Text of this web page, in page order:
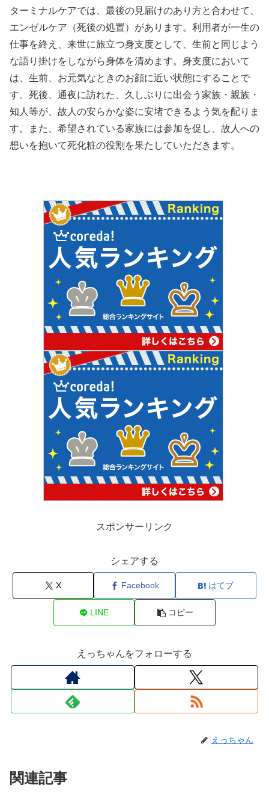
ターミナルケアでは、最後の見届けのあり方と合わせて、
エンゼルケア（死後の処置）があります。利用者が一生の
仕事を終え、来世に旅立つ身支度として、生前と同じよう
な語り掛けをしながら身体を清めます。身支度において
は、生前、お元気なときのお顔に近い状態にすることで
す。死後、通夜に訪れた、久しぶりに出会う家族・親族・
知人等が、故人の安らかな姿に安堵できるよう気を配りま
す。また、希望されている家族には参加を促し、故人への
想いを抱いて死化粧の役割を果たしていただきます。
スポンサーリンク
シェアする
X Facebook はてブ
LINE コピー
えっちゃんをフォローする
えっちゃん
関連記事